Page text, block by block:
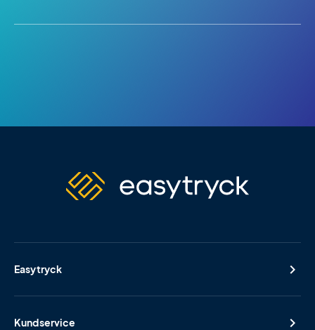
Easytryck
Kundservice